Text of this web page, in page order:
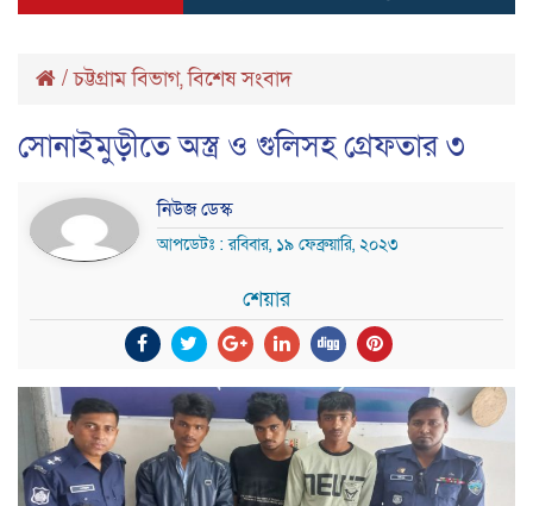
/চট্টগ্রাম বিভাগ,বিশেষ সংবাদ
সোনাইমুড়ীতে অস্ত্র ও গুলিসহ গ্রেফতার ৩
নিউজ ডেস্ক
আপডেটঃ : রবিবার, ১৯ ফেব্রুয়ারি, ২০২৩
শেয়ার